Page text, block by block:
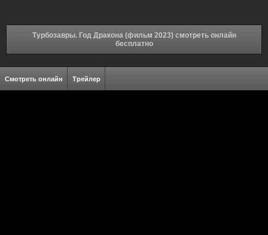
Турбозавры. Год Дракона (фильм 2023) смотреть онлайн
бесплатно
Смотреть онлайн Трейлер